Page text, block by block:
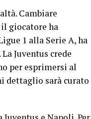
Cambiare
giocatore ha
1 alla Serie A, ha
Juventus crede
per esprimersi al
dettaglio sarà curato